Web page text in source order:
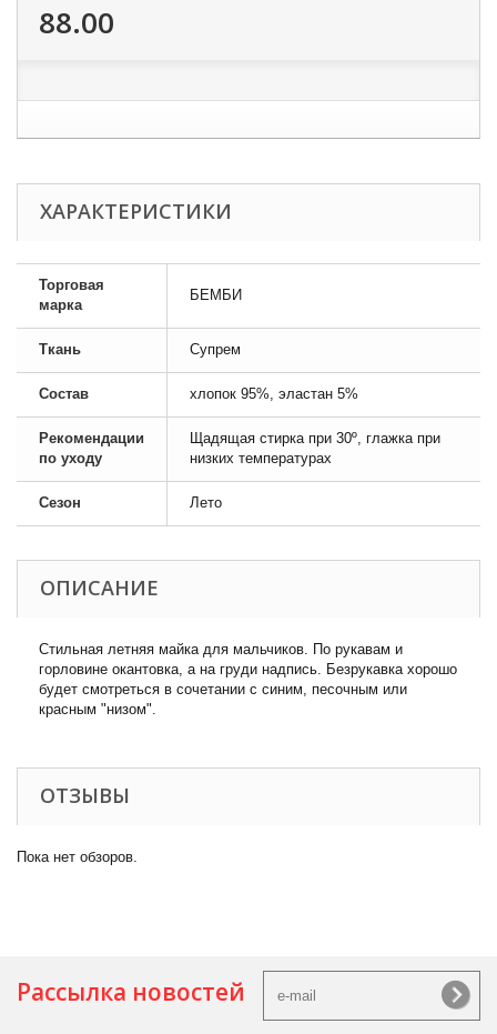
88.00
ХАРАКТЕРИСТИКИ
Торговая
марка
БЕМБИ
Ткань Супрем
Состав хлопок 95%, эластан 5%
Рекомендации
по уходу
Щадящая стирка при 30º, глажка при
низких температурах
Сезон Лето
ОПИСАНИЕ
Стильная летняя майка для мальчиков. По рукавам и
горловине окантовка, а на груди надпись. Безрукавка хорошо
будет смотреться в сочетании с синим, песочным или
красным "низом".
ОТЗЫВЫ
Пока нет обзоров.
Рассылка новостей